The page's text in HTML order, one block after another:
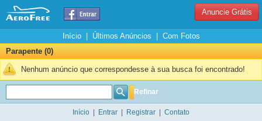
Anuncie Grátis
Início| Últimos Anúncios
Com Fotos
Parapente (0)
Nenhum anúncio que correspondesse à sua busca foi encontrado!
Refinar
Início Entrar Registrar Contato